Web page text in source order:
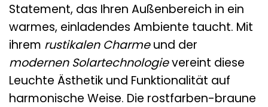
Statement, das Ihren Außenbereich in ein
warmes, einladendes Ambiente taucht. Mit
ihrem rustikalen Charmeund der
modernen Solartechnologievereint diese
Leuchte Ästhetik und Funktionalität auf
harmonische Weise. Die rostfarben-braune